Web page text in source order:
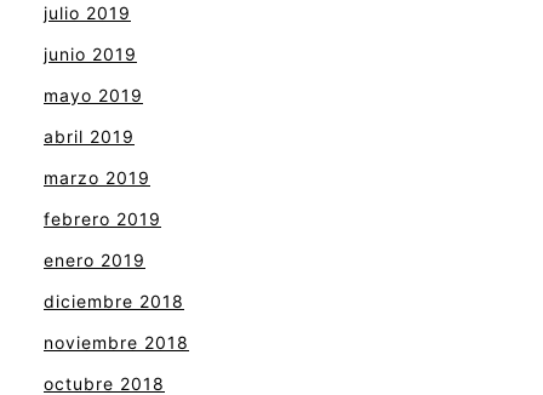
julio 2019
junio 2019
mayo 2019
abril 2019
marzo 2019
febrero 2019
enero 2019
diciembre 2018
noviembre 2018
octubre 2018